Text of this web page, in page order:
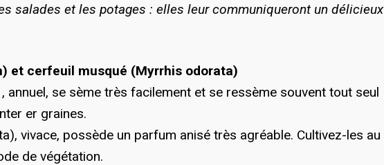
salades et les potages : elles leur communiqueront un délicieux
et cerfeuil musqué (Myrrhis odorata)
se sème très facilement et se ressème souvent tout seul
er graines.
vivace, possède un parfum anisé très agréable. Cultivez-les au
de végétation.